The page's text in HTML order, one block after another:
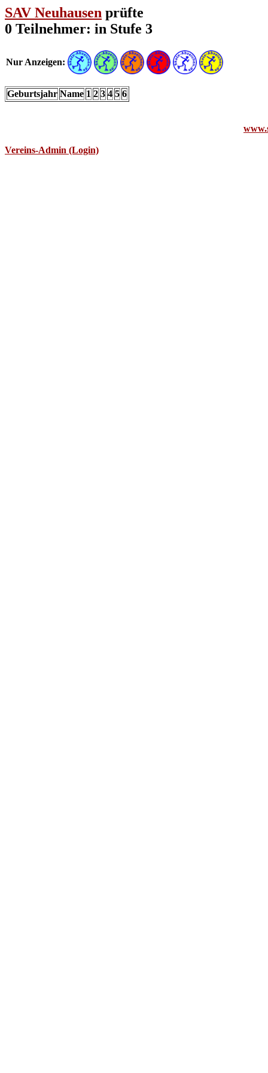
SAV Neuhausen prüfte
0 Teilnehmer: in Stufe 3
Nur Anzeigen:
Geburtsjahr Name 1 2 3 4 5 6
Vereins-Admin (Login)